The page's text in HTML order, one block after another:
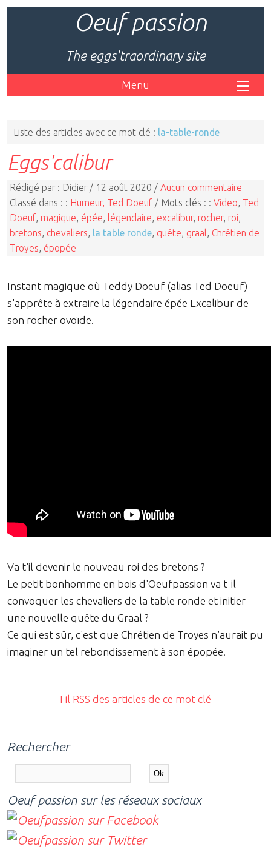
Oeuf passion
The eggs'traordinary site
Menu
Liste des articles avec ce mot clé : la-table-ronde
Eggs'calibur
Rédigé par : Didier / 12 août 2020 / Aucun commentaire
Classé dans : : Humeur, Ted Doeuf / Mots clés : : Video Ted
Doeuf, magique épée légendaire excalibur, rocher, roi
bretons chevaliers la table ronde quête graal
Chrétien de
Troyes épopée
Instant magique où Teddy Doeuf (alias Ted Doeuf)
s'apprête à extraire la légendaire épée Excalibur de
son rocher ovoïde.
Va t'il devenir le nouveau roi des bretons ?
Le petit bonhomme en bois d'Oeufpassion va t-il
convoquer les chevaliers de la table ronde et initier
une nouvelle quête du Graal ?
Ce qui est sûr, c'est que Chrétien de Troyes n'aurait pu
imaginer un tel rebondissement à son épopée.
Fil RSS des articles de ce mot clé
Rechercher
Oeuf passion sur les réseaux sociaux